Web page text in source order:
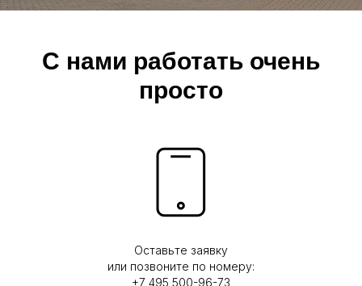
C нами работать очень
просто
Оставьте заявку
или позвоните по номеру:
+7 495 500-96-73